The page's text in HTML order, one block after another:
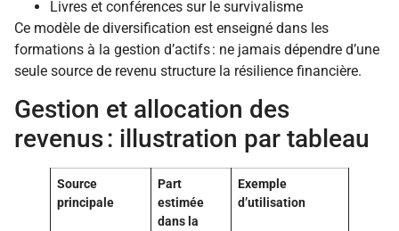
Livres et conférences sur le survivalisme
Ce modèle de diversification est enseigné dans les
formations à la gestion d’actifs : ne jamais dépendre d’une
seule source de revenu structure la résilience financière.
Gestion et allocation des
revenus : illustration par tableau
Source
principale
Part
estimée
dans la
Exemple
d’utilisation